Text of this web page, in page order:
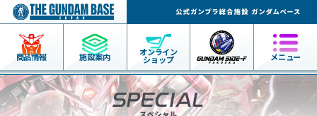
商品情報 施設案内 オンライン
ショップ メニュー